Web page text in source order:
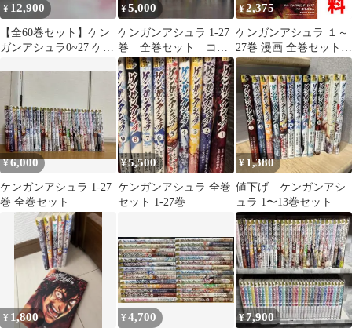
¥ 12,900
【全60巻セット】ケン
ガンアシュラ0~27 ケン
¥5,000
ケンガンアシュラ 1-27
巻 全巻セット コミ
ックセット comic 漫
画 まとめ売り
Japanese Manga
¥2,375
ケンガンアシュラ １～
27巻 漫画 全巻セット
完結 裏少年サンデーコ
ミックス だろめおん 小
学館（青年コミック）
¥6,000
ケンガンアシュラ 1-27
巻 全巻セット
¥5,500
ケンガンアシュラ 全巻
セット 1-27巻
¥ 1,380
値下げ ケンガンアシ
ュラ 1〜13巻セット
¥ 1,800 ¥4,700 ¥7,900